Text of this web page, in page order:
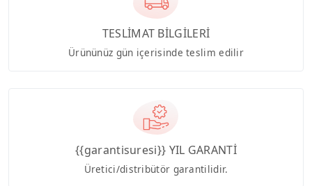
TESLİMAT BİLGİLERİ
Ürününüz gün içerisinde teslim edilir
{{garantisuresi}} YIL GARANTİ
Üretici/distribütör garantilidir.